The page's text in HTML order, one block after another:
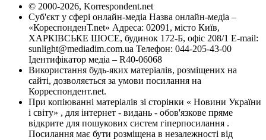
© 2000-2026, Korrespondent.net
Суб'єкт у сфері онлайн-медіа Назва онлайн-медіа –
«КореспонденТ.net» Адреса: 02091, місто Київ,
ХАРКІВСЬКЕ ШОСЕ, будинок 172-Б, офіс 208/1 E-mail:
sunlight@mediadim.com.ua Телефон: 044-205-43-00
Ідентифікатор медіа – R40-06068
Використання будь-яких матеріалів, розміщених на
сайті, дозволяється за умови посилання на
Корреспондент.net.
При копіюванні матеріалів зі сторінки « Новини України
і світу» , для інтернет - видань - обов'язкове пряме
відкрите для пошукових систем гіперпосилання .
Посилання має бути розміщена в незалежності від